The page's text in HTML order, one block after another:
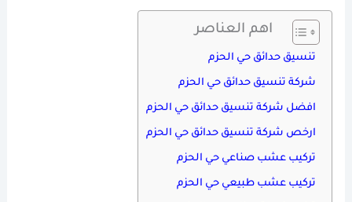
اهم العناصر
تنسيق حدائق حي الحزم
شركة تنسيق حدائق حي الحزم
افضل شركة تنسيق حدائق حي الحزم
ارخص شركة تنسيق حدائق حي الحزم
تركيب عشب صناعي حي الحزم
تركيب عشب طبيعي حي الحزم